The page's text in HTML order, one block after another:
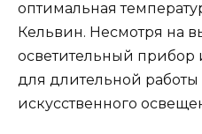
оптимальная
Кельвин. Несмотря на
осветительный прибор
для длительной работы
искусственного